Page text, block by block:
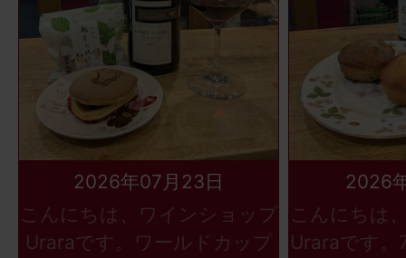
2026年07月23日
こんにちは、ワインショップ
Uraraです。ワールドカップ
2026
こんにちは
Uraraです。